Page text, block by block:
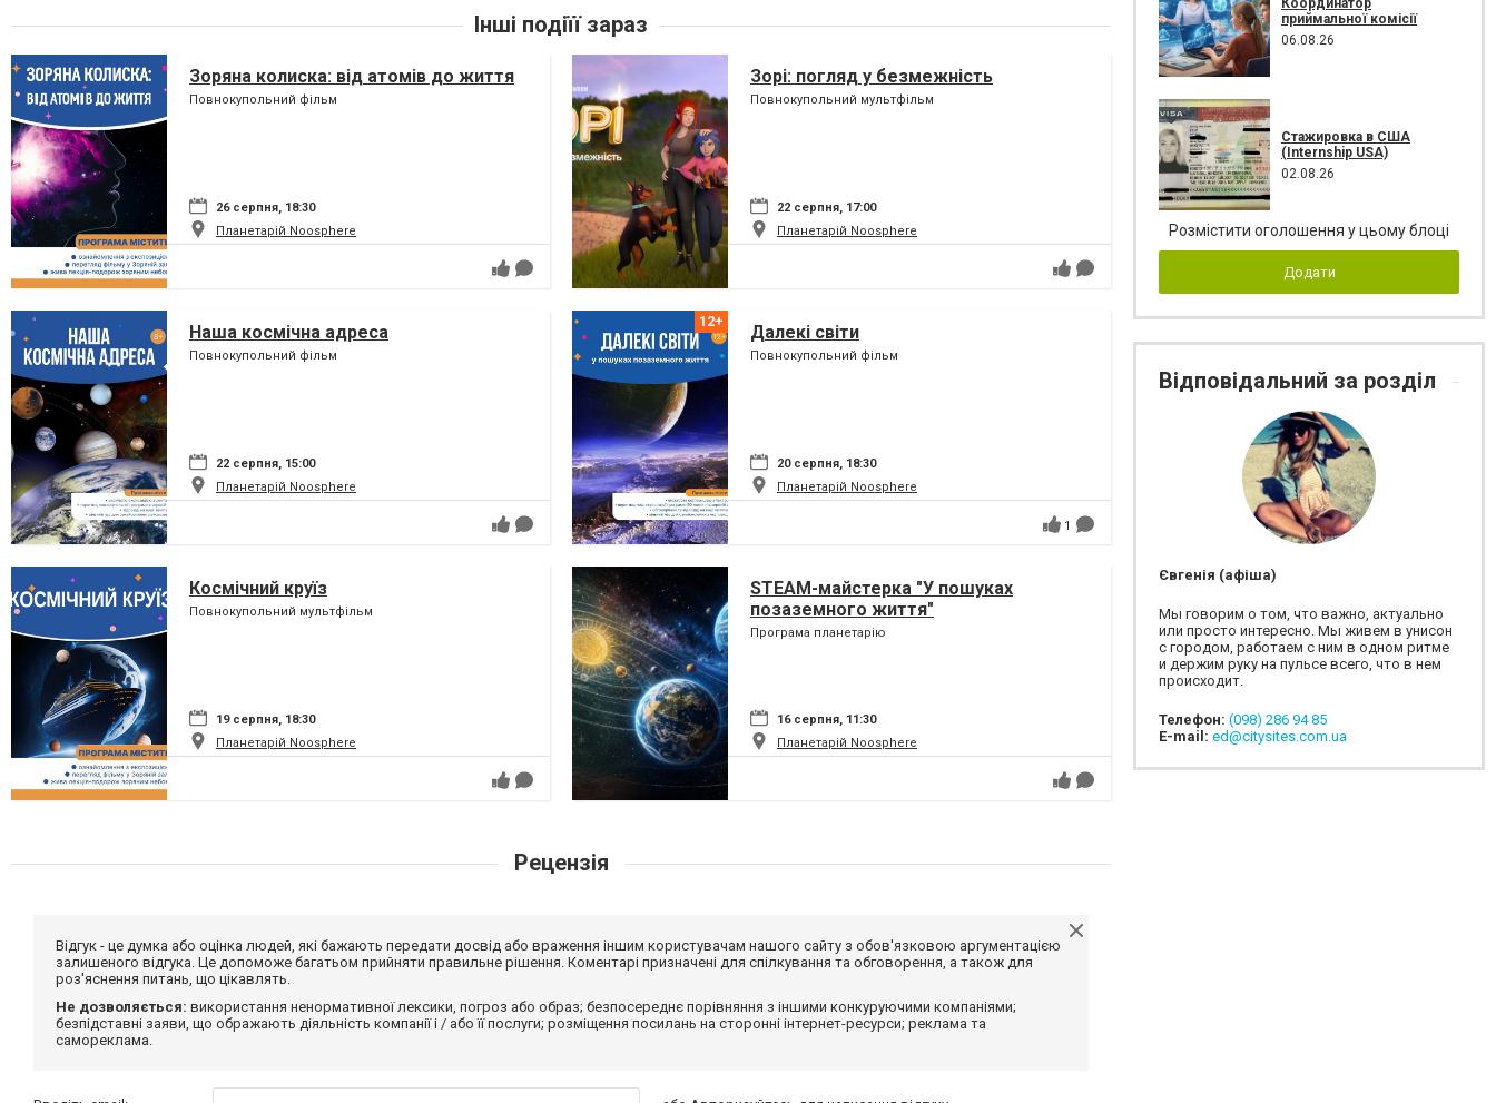
Інші подіїї зараз
Зоряна колиска: від атомів до життя
Повнокупольний фільм
26 серпня, 18:30
Планетарій Noosphere
Зорі: погляд у безмежність
Повнокупольний мультфільм
22 серпня, 17:00
Планетарій Noosphere
Наша космічна адреса
Повнокупольний фільм
22 серпня, 15:00
Планетарій Noosphere
Далекі світи
Повнокупольний фільм
20 серпня, 18:30
Планетарій Noosphere
1
Космічний круїз
Повнокупольний мультфільм
19 серпня, 18:30
Планетарій Noosphere
STEAM-майстерка "У пошуках
позаземного життя"
Програма планетарію
16 серпня, 11:30
Планетарій Noosphere
Рецензія
Відгук - це думка або оцінка людей, які бажають передати досвід або враження іншим користувачам нашого сайту з обов'язковою аргументацією
залишеного відгука. Це допоможе багатьом прийняти правильне рішення. Коментарі призначені для спілкування та обговорення, а також для
роз'яснення питань, що цікавлять.
Не дозволяється: використання ненормативної лексики, погроз або образ; безпосереднє порівняння з іншими конкуруючими компаніями;
безпідставні заяви, що ображають діяльність компанії і / або її послуги; розміщення посилань на сторонні інтернет-ресурси; реклама та
самореклама.
приймальної комісії
06.08.26
Стажировка в США
(Internship USA)
02.08.26
Розмістити оголошення у цьому блоці
Додати
Відповідальний за розділ
Євгенія (афіша)
Мы говорим о том, что важно, актуально
или просто интересно. Мы живем в унисон
с городом, работаем с ним в одном ритме
и держим руку на пульсе всего, что в нем
происходит.
Телефон: (098) 286 94 85
E-mail: ed@citysites.com.ua